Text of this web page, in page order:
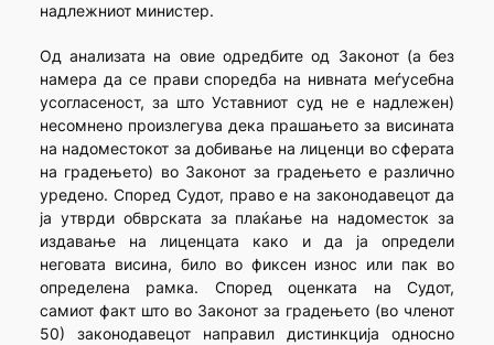
надлежниот министер.
Од анализата на овие одредбите од Законот (а без
намера да се прави споредба на нивната меѓусебна
усогласеност, за што Уставниот суд не е надлежен)
несомнено произлегува дека прашањето за висината
на надоместокот за добивање на лиценци во сферата
на градењето) во Законот за градењето е различно
уредено. Според Судот, право е на законодавецот да
ја утврди обврската за плаќање на надоместок за
издавање на лиценцата како и да ја определи
неговата висина, било во фиксен износ или пак во
определена рамка. Според оценката на Судот,
самиот факт што во Законот за градењето (во членот
50) законодавецот направил дистинкција односно